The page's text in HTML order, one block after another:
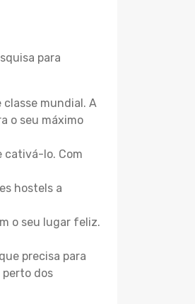
para
mundial. A
o seu máximo
cativá-lo. Com
hostels a
o seu lugar feliz.
precisa para
dos